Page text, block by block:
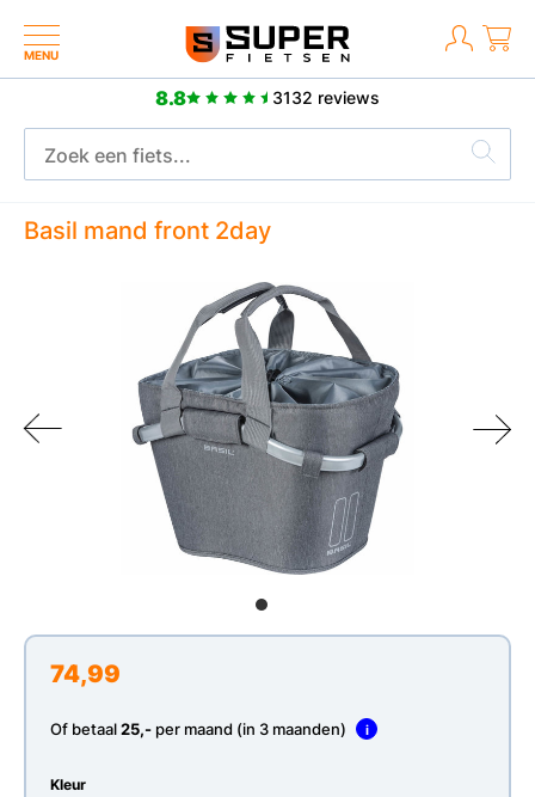
MENU
8.8 3132 reviews
2 jaar fabrieksgarantie
Basil mand front 2day
74,99
Of betaal25,- per maand (in 3 maanden) i
Kleur